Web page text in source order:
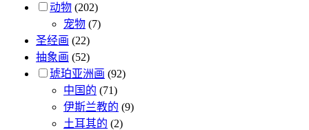
动物 (202)
宠物 (7)
圣经画 (22)
抽象画 (52)
琥珀亚洲画 (92)
中国的 (71)
伊斯兰教的 (9)
土耳其的 (2)